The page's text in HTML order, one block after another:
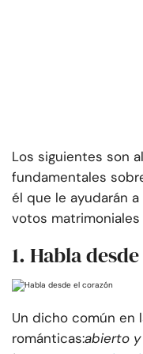
Los siguientes son
fundamentales
él que le ayudarán
votos
1. Habla
Un dicho común en
románticas:abierto y